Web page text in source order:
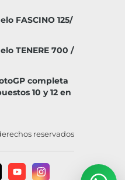
FASCINO 125/
TENERE 700 /
completa
10 y 12 en
reservados